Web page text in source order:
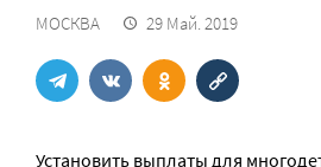
МОСКВА 29 Май. 2019
Установить выплаты для